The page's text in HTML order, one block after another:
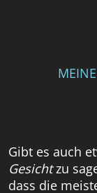
Gibt es auch
Gesichtzu
dass die